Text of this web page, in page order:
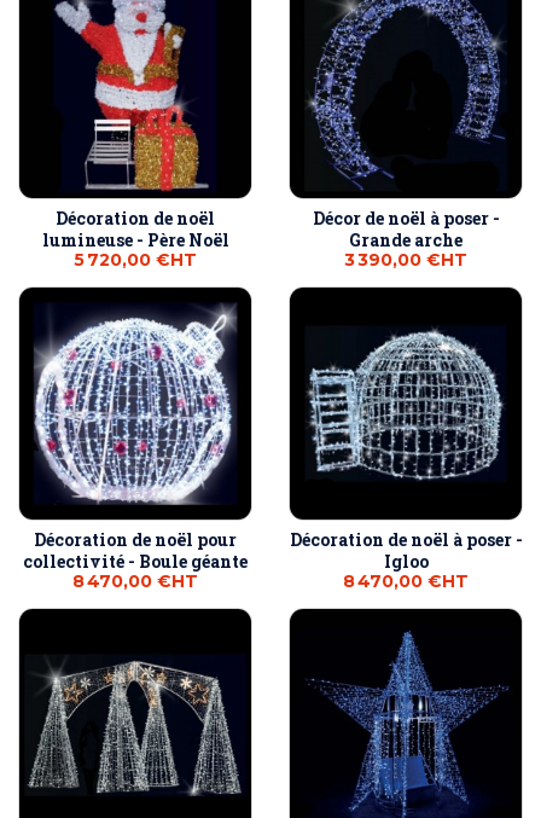
Décoration de noël
lumineuse - Père Noël
5 720,00 €HT
Décor de noël à poser -
Grande arche
3 390,00 €HT
Décoration de noël pour
collectivité - Boule géante
8 470,00 €HT
Décoration de noël à poser -
Igloo
8 470,00 €HT